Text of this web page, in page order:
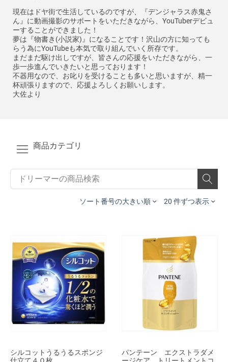
現在はドヤ街で生活しているのですが、『デンジャラス赤鬼さ
ん』に動画撮影のサポートをいただきながら、YouTuberデビュ
ーすることができました！
夢は『物書き(小説家)』になることです！沢山の方に知っても
らう為にYouTubeも本気で取り組んでいく所存です。
まだまだ駆け出しですが、皆さんの応援をいただきながら、一
歩一歩進んでいきたいと思っております！
不器用なので、お叱りを受けることも多いと思いますが、精一
杯頑張りますので、応援よろしくお願いします。
大佐より
商品カテゴリ
ソート番号の大きい順 20 件ずつ表示
シルコットうるうるスポンジ
パンテーン エクストラダメ